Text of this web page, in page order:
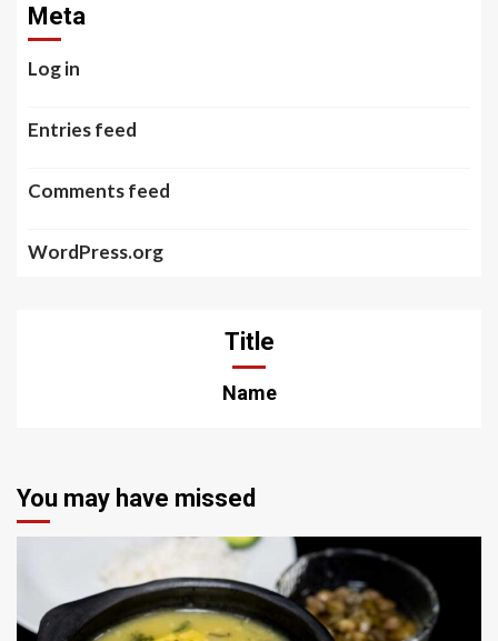
Meta
Log in
Entries feed
Comments feed
WordPress.org
Title
Name
You may have missed